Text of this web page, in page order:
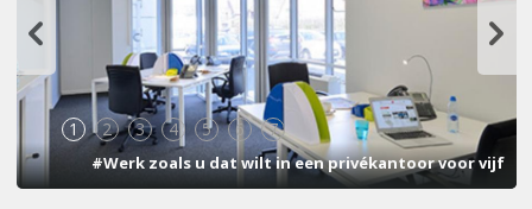
1 2 3 4 5 6 7
#Werk zoals u dat wilt in een privékantoor voor vijf